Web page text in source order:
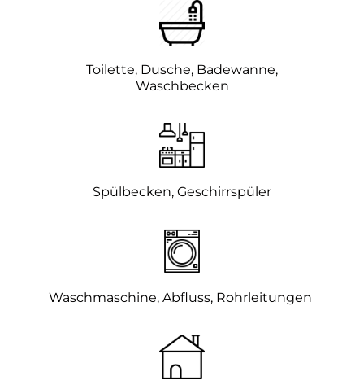
Toilette, Dusche, Badewanne,
Waschbecken
Spülbecken, Geschirrspüler
Waschmaschine, Abfluss, Rohrleitungen